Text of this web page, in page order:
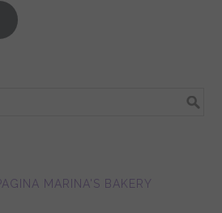
MARINA'S BAKERY